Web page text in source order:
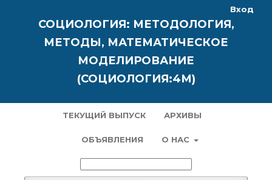
СОЦИОЛОГИЯ: МЕТОДОЛОГИЯ,
МЕТОДЫ, МАТЕМАТИЧЕСКОЕ
МОДЕЛИРОВАНИЕ
(СОЦИОЛОГИЯ:4М)
ТЕКУЩИЙ ВЫПУСК АРХИВЫ
ОБЪЯВЛЕНИЯ О НАС
Вход